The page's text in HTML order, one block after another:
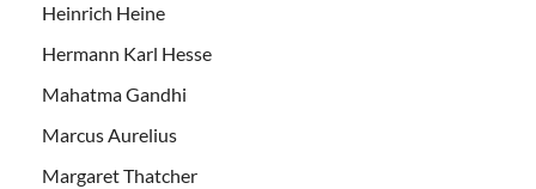
Heinrich Heine
Hermann Karl Hesse
Mahatma Gandhi
Marcus Aurelius
Margaret Thatcher